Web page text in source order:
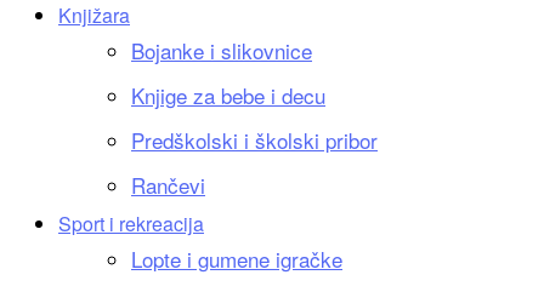
Knjižara
Bojanke i slikovnice
Knjige za bebe i decu
Predškolski i školski pribor
Rančevi
Sport i rekreacija
Lopte i gumene igračke